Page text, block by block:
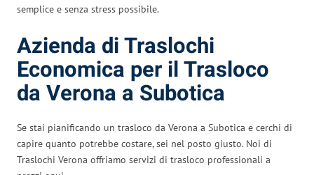
semplice e senza stress possibile.
Azienda di Traslochi
Economica per il Trasloco
da Verona a Subotica
Se stai pianificando un trasloco da Verona a Subotica e cerchi di
capire quanto potrebbe costare, sei nel posto giusto. Noi di
Traslochi Verona offriamo servizi di trasloco professionali a